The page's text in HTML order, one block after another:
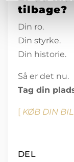
tilbage?
Din ro.
Din styrke.
Din historie.
Så er det nu.
Tag din
[ KØB DIN
DEL